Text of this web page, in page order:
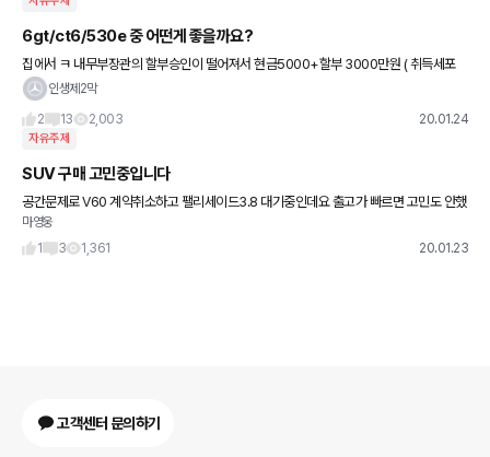
6gt/ct6/530e 중 어떤게 좋을까요?
집에서 ㅋ 내무부장관의 할부승인이 떨어져서 현금5000+할부 3000만원 ( 취득세포
함.보험제외 max8000)정도생각하고있습니다. bmw6gt는 기본옵션과 뒷공간이 넓고
인생제2막
2
13 2,003 20.01.24
자유주제
SUV 구매 고민중입니다
공간문제로 V60 계약취소하고 팰리세이드3.8 대기중인데요 출고가 빠르면 고민도 안했
을텐데 대기 하다보니 타차량과 비교를 많이 하게 되네요. 팰리세이드 장: 패밀리카로서 5
인이 사용하기 넓은공간.
마영웅
1
3 1,361 20.01.23
고객센터 문의하기